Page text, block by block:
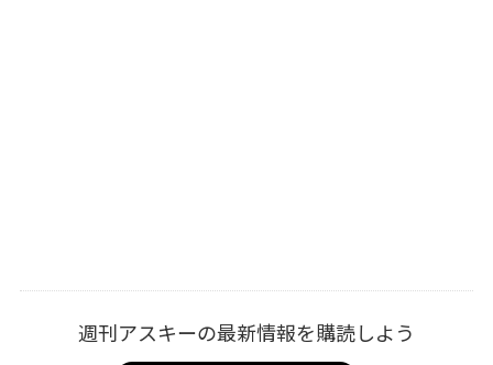
週刊アスキーの最新情報を購読しよう